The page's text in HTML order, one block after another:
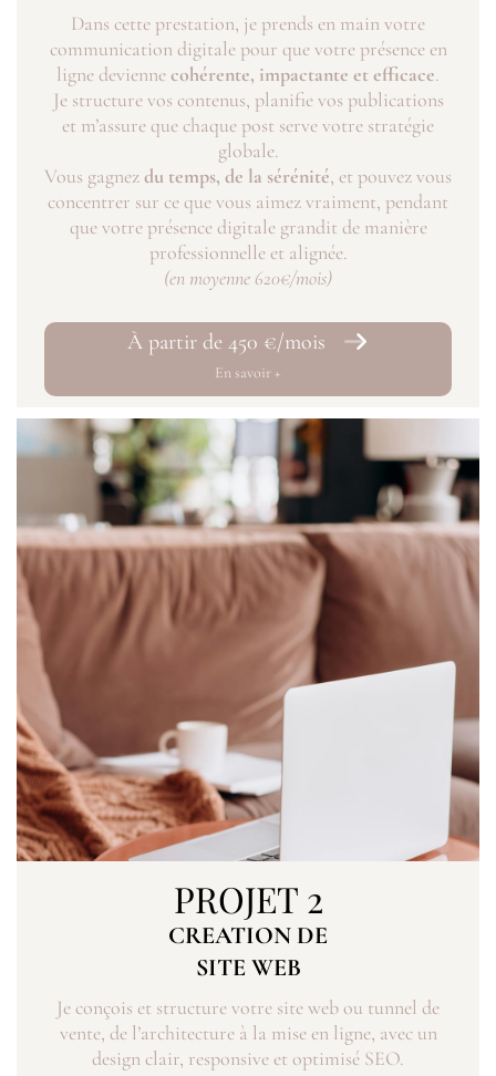
Dans cette prestation, je prends en main votre
communication digitale pour que votre présence en
ligne deviennecohérente, impactante et efficace.
Je structure vos contenus, planifie vos publications
et m’assure que chaque post serve votre stratégie
globale.
Vous gagnezdu temps, de la sérénité, et pouvez vous
concentrer sur ce que vous aimez vraiment, pendant
que votre présence digitale grandit de manière
professionnelle et alignée.
(en moyenne 620€/mois)
À partir de 450 €/mois
En savoir +
PROJET 2
CREATION DE
SITE WEB
Je conçois et structure votre site web ou tunnel de
vente, de l’architecture à la mise en ligne, avec un
design clair, responsive et optimisé SEO.